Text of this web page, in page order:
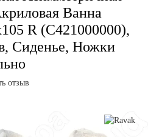
Ванна
R (C421000000),
Сиденье, Ножки
отзыв